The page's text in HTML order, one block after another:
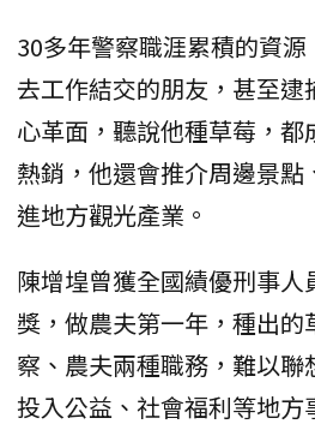
30多年警察職涯累積的資
去工作結交的朋友，甚至
心革面，聽說他種草莓，
熱銷，他還會推介周邊景
進地方觀光產業。
陳增堭曾獲全國績優刑事人
獎，做農夫第一年，種出
察、農夫兩種職務，難以
投入公益、社會福利等地